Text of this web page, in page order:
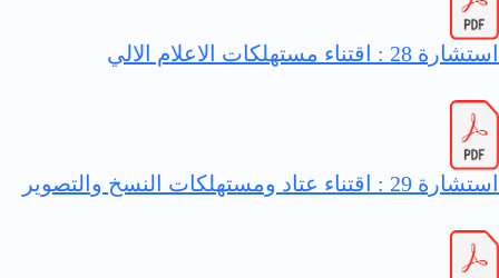
استشارة 28 : اقتناء مستهلكات الاعلام الالي
استشارة 29 : اقتناء عتاد ومستهلكات النسخ والتصوير